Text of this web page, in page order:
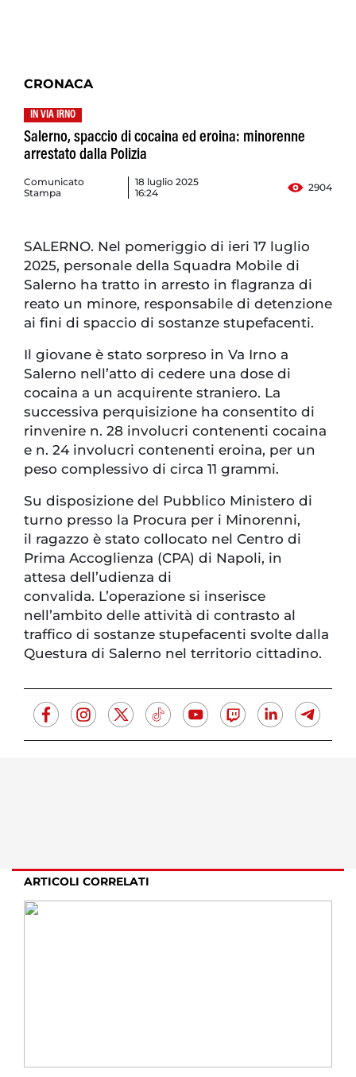
CRONACA
IN VIA IRNO
Salerno, spaccio di cocaina ed eroina: minorenne
arrestato dalla Polizia
Comunicato
Stampa
18 luglio 2025
16:24
2904
SALERNO. Nel pomeriggio di ieri 17 luglio
2025, personale della Squadra Mobile di
Salerno ha tratto in arresto in flagranza di
reato un minore, responsabile di detenzione
ai fini di spaccio di sostanze stupefacenti.
Il giovane è stato sorpreso in Va Irno a
Salerno nell’atto di cedere una dose di
cocaina a un acquirente straniero. La
successiva perquisizione ha consentito di
rinvenire n. 28 involucri contenenti cocaina
e n. 24 involucri contenenti eroina, per un
peso complessivo di circa 11 grammi.
Su disposizione del Pubblico Ministero di
turno presso la Procura per i Minorenni,
il ragazzo è stato collocato nel Centro di
Prima Accoglienza (CPA) di Napoli, in
attesa dell’udienza di
convalida. L’operazione si inserisce
nell’ambito delle attività di contrasto al
traffico di sostanze stupefacenti svolte dalla
Questura di Salerno nel territorio cittadino.
ARTICOLI CORRELATI